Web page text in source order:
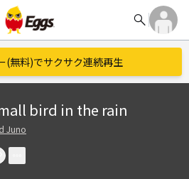
search
(無料)でサクサク連続再生
bird in the rain
Juno